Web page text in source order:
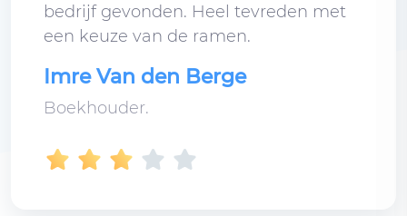
bedrijf gevonden. Heel tevreden met
een keuze van de ramen.
Imre Van den Berge
Boekhouder.